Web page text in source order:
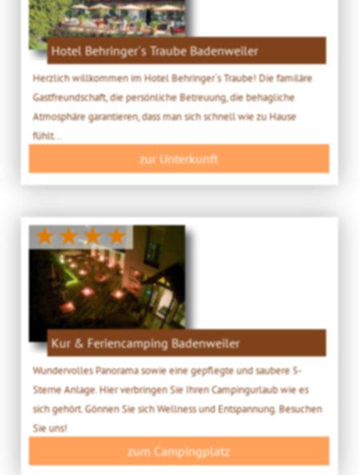
Hotel Behringer´s Traube Badenweiler
Herzlich willkommen im Hotel Behringer´s Traube! Die familäre
Gastfreundschaft, die persönliche Betreuung, die behagliche
Atmosphäre garantieren, dass man sich schnell wie zu Hause
fühlt...
zur Unterkunft
★★★★
Kur & Feriencamping Badenweiler
Wundervolles Panorama sowie eine gepflegte und saubere 5-
Sterne Anlage. Hier verbringen Sie Ihren Campingurlaub wie es
sich gehört. Gönnen Sie sich Wellness und Entspannung. Besuchen
Sie uns!
zum Campingplatz